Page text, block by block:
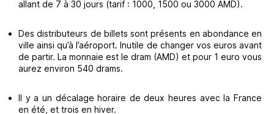
allant de 7 à 30 jours (tarif : 1000, 1500 ou 3000 AMD).
Des distributeurs de billets sont présents en abondance en
ville ainsi qu’à l’aéroport. Inutile de changer vos euros avant
de partir. La monnaie est le dram (AMD) et pour 1 euro vous
aurez environ 540 drams.
Il y a un décalage horaire de deux heures avec la France
en été, et trois en hiver.